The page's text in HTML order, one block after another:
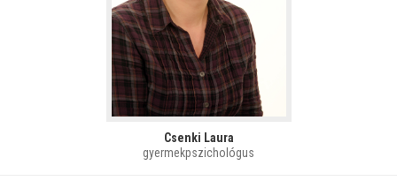
Csenki Laura
gyermekpszichológus